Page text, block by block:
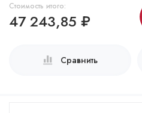
Стоимость итого:
47 243,85 ₽
Сравнить